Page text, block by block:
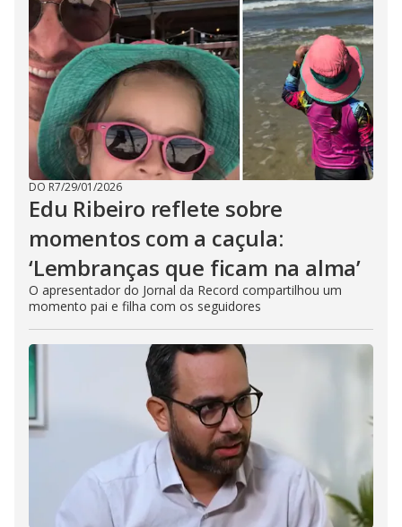
DO R7/29/01/2026
Edu Ribeiro reflete sobre
momentos com a caçula:
‘Lembranças que ficam na alma’
O apresentador do Jornal da Record compartilhou um
momento pai e filha com os seguidores